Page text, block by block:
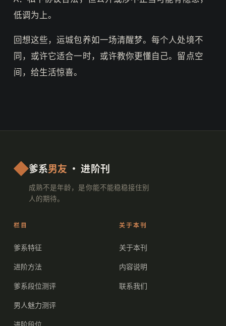
低调为上。
回想这些，运城包养如一场清醒梦。每个人处境不
同，或许它适合一时，或许教你更懂自己。留点空
间，给生活惊喜。
爹系男友 · 进阶刊
成熟不是年龄，是你能不能稳稳接住别
人的期待。
栏目
爹系特征
进阶方法
爹系段位测评
男人魅力测评
进阶段位
关于本刊
关于本刊
内容说明
联系我们